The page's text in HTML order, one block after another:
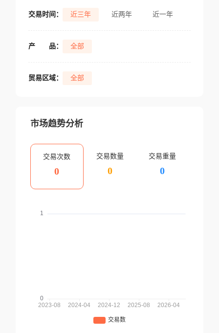
交易时间： 近三年 近两年 近一年
产 品： 全部
贸易区域： 全部
市场趋势分析
交易次数
0
交易数量
0
交易重量
0